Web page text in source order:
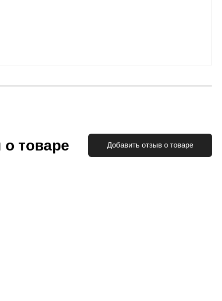
товаре Добавить отзыв о товаре